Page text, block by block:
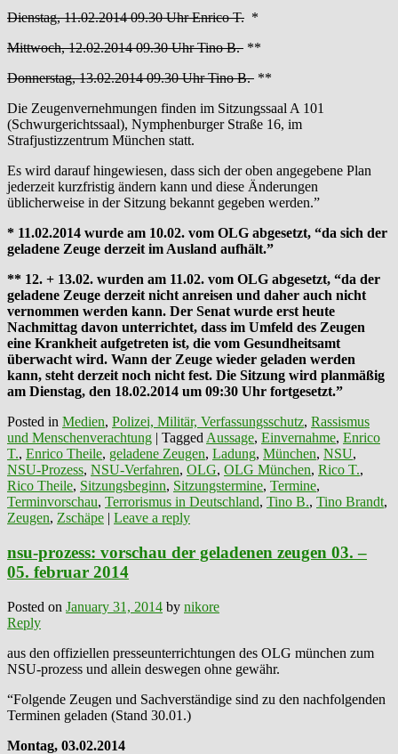
Dienstag, 11.02.2014 09.30 Uhr Enrico T. *
Mittwoch, 12.02.2014 09.30 Uhr Tino B. **
Donnerstag, 13.02.2014 09.30 Uhr Tino B. **
Die Zeugenvernehmungen finden im Sitzungssaal A 101
(Schwurgerichtssaal), Nymphenburger Straße 16, im
Strafjustizzentrum München statt.
Es wird darauf hingewiesen, dass sich der oben angegebene Plan
jederzeit kurzfristig ändern kann und diese Änderungen
üblicherweise in der Sitzung bekannt gegeben werden.”
* 11.02.2014 wurde am 10.02. vom OLG abgesetzt, “da sich der
geladene Zeuge derzeit im Ausland aufhält.”
** 12. + 13.02. wurden am 11.02. vom OLG abgesetzt, “da der
geladene Zeuge derzeit nicht anreisen und daher auch nicht
vernommen werden kann. Der Senat wurde erst heute
Nachmittag davon unterrichtet, dass im Umfeld des Zeugen
eine Krankheit aufgetreten ist, die vom Gesundheitsamt
überwacht wird. Wann der Zeuge wieder geladen werden
kann, steht derzeit noch nicht fest. Die Sitzung wird planmäßig
am Dienstag, den 18.02.2014 um 09:30 Uhr fortgesetzt.”
Posted in Medien, Polizei, Militär, Verfassungsschutz, Rassismus
und Menschenverachtung | Tagged Aussage, Einvernahme, Enrico
T., Enrico Theile, geladene Zeugen, Ladung, München, NSU,
NSU-Prozess, NSU-Verfahren, OLG, OLG München, Rico T.,
Rico Theile, Sitzungsbeginn, Sitzungstermine, Termine,
Terminvorschau, Terrorismus in Deutschland, Tino B., Tino Brandt,
Zeugen, Zschäpe | Leave a reply
nsu-prozess: vorschau der geladenen zeugen 03. –
05. februar 2014
Posted on January 31, 2014 by nikore
Reply
aus den offiziellen presseunterrichtungen des OLG münchen zum
NSU-prozess und allein deswegen ohne gewähr.
“Folgende Zeugen und Sachverständige sind zu den nachfolgenden
Terminen geladen (Stand 30.01.)
Montag, 03.02.2014